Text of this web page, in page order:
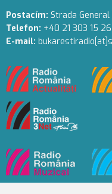
Postacím: Strada
Telefon: +40 21 303 15
E-mail: